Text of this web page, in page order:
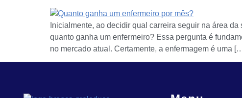
Inicialmente, ao decidir qual carreira seguir na área
quanto ganha um enfermeiro? Essa pergunta é
no mercado atual. Certamente, a enfermagem é uma